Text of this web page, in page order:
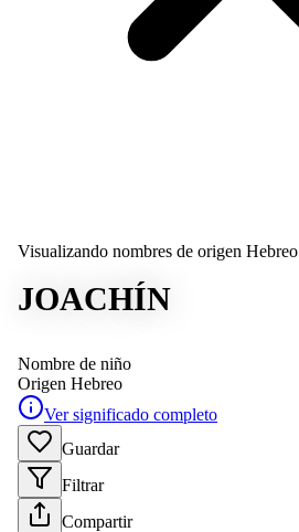
Visualizando nombres de origen Hebreo
JOACHÍN
Nombre de niño
Origen Hebreo
Ver significado completo
Guardar
Filtrar
Compartir